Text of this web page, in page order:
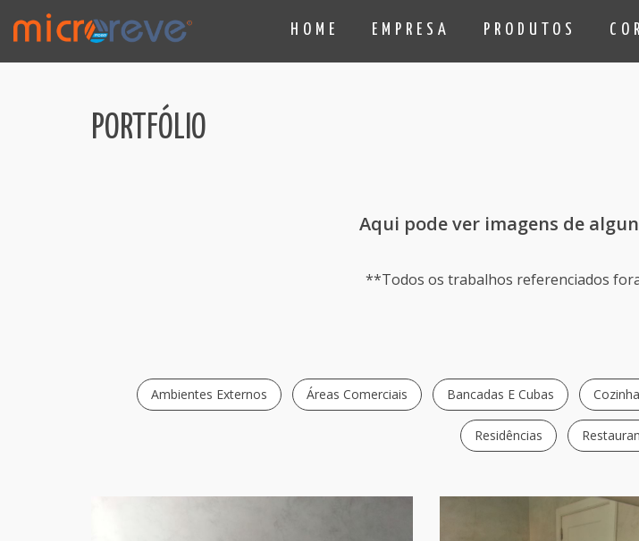
HOME EMPRESA PRODUTOS
PORTFÓLIO
Aqui pode ver imagens de
**Todos os trabalhos referenciados
Ambientes Externos Áreas Comerciais Bancadas E Cubas
Residências